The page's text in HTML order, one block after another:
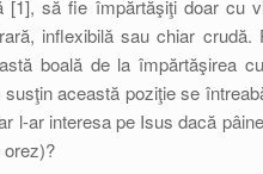
[1], să fie împărtăşiţi doar cu
inflexibilă sau chiar
boală de la împărtăşirea
această poziţie se
l-ar interesa pe Isus dacă
orez)?